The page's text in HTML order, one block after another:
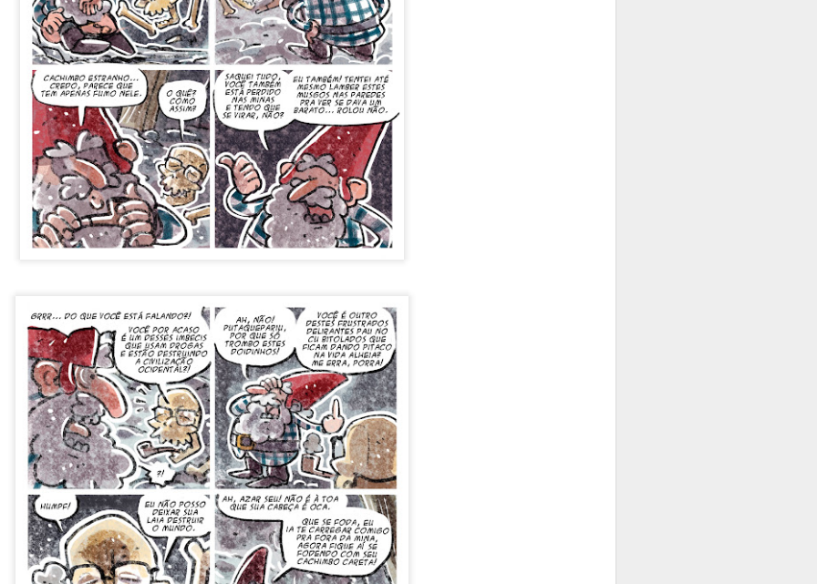
Postado há5 days agopor Unknown
Marcadores:Tiras
Robinson e a manifestação antropofágica